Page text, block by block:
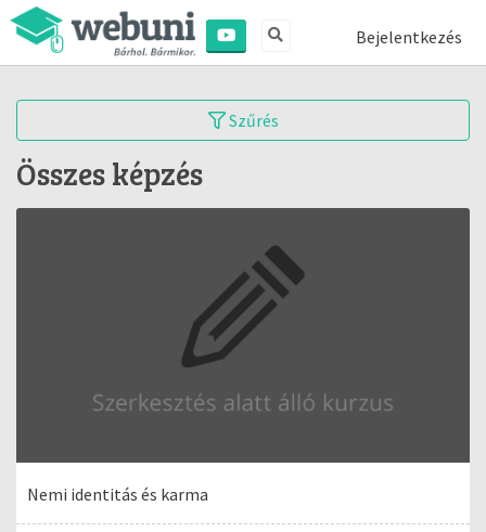
Bejelentkezés
Szűrés
Összes képzés
Nemi identitás és karma